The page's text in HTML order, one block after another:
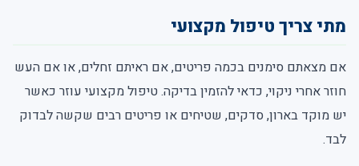
מתי צריך טיפול מקצועי
אם מצאתם סימנים בכמה פריטים, אם ראיתם זחלים, או אם העש
חוזר אחרי ניקוי, כדאי להזמין בדיקה. טיפול מקצועי עוזר כאשר
יש מוקד בארון, סדקים, שטיחים או פריטים רבים שקשה לבדוק
לבד.